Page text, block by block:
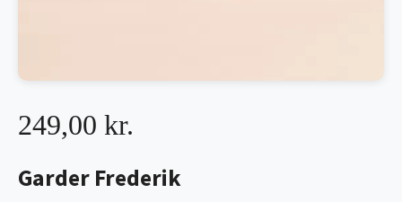
Garder Frederik
249,00 kr.